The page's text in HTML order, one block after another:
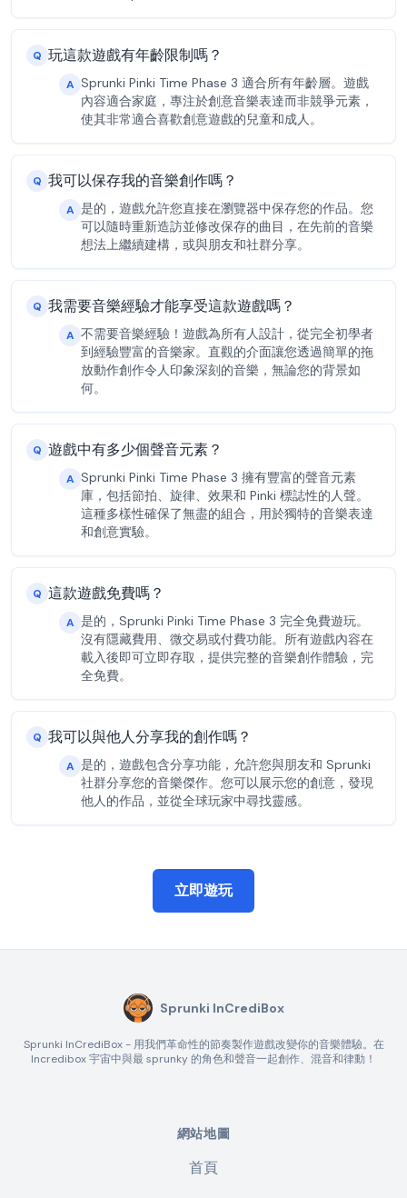
Q 玩這款遊戲有年齡限制嗎？
A Sprunki Pinki Time Phase 3 適合所有年齡層。遊戲
內容適合家庭，專注於創意音樂表達而非競爭元素，
使其非常適合喜歡創意遊戲的兒童和成人。
Q 我可以保存我的音樂創作嗎？
A 是的，遊戲允許您直接在瀏覽器中保存您的作品。您
可以隨時重新造訪並修改保存的曲目，在先前的音樂
想法上繼續建構，或與朋友和社群分享。
Q 我需要音樂經驗才能享受這款遊戲嗎？
A 不需要音樂經驗！遊戲為所有人設計，從完全初學者
到經驗豐富的音樂家。直觀的介面讓您透過簡單的拖
放動作創作令人印象深刻的音樂，無論您的背景如
何。
Q 遊戲中有多少個聲音元素？
A Sprunki Pinki Time Phase 3 擁有豐富的聲音元素
庫，包括節拍、旋律、效果和 Pinki 標誌性的人聲。
這種多樣性確保了無盡的組合，用於獨特的音樂表達
和創意實驗。
Q 這款遊戲免費嗎？
A 是的，Sprunki Pinki Time Phase 3 完全免費遊玩。
沒有隱藏費用、微交易或付費功能。所有遊戲內容在
載入後即可立即存取，提供完整的音樂創作體驗，完
全免費。
Q 我可以與他人分享我的創作嗎？
A 是的，遊戲包含分享功能，允許您與朋友和 Sprunki
社群分享您的音樂傑作。您可以展示您的創意，發現
他人的作品，並從全球玩家中尋找靈感。
立即遊玩
Sprunki InCrediBox
Sprunki InCrediBox - 用我們革命性的節奏製作遊戲改變你的音樂體驗。在
Incredibox 宇宙中與最 sprunky 的角色和聲音一起創作、混音和律動！
網站地圖
首頁